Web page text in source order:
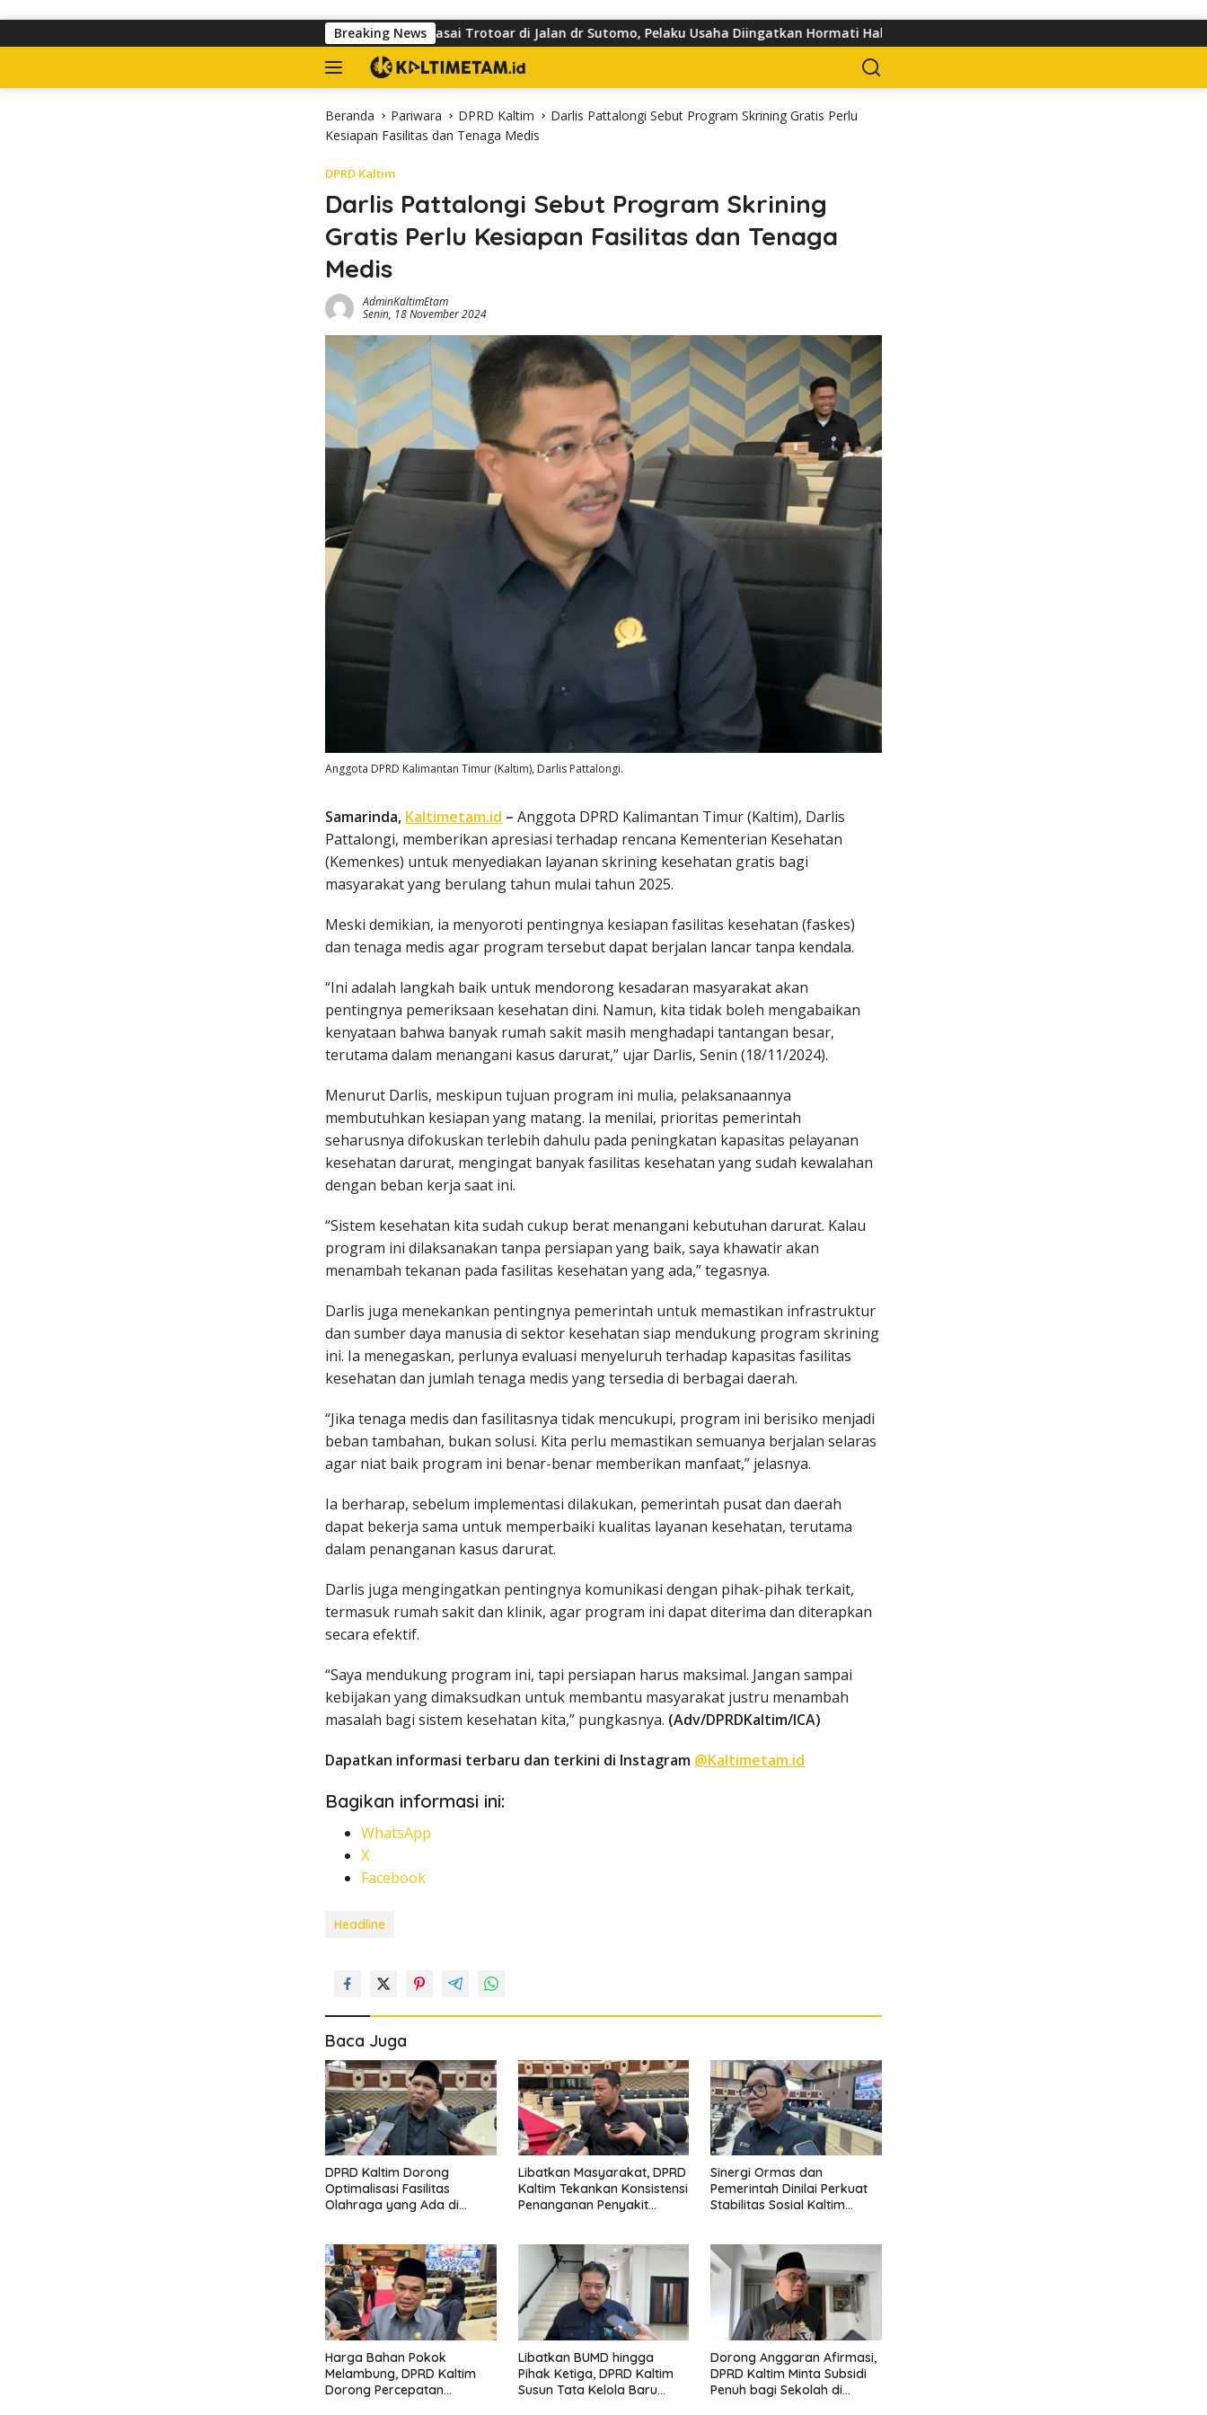
Breaking News
Satpol PP Tertibkan Banner yang Kuasai Trotoar di Jalan dr Sutomo, Pelaku Usaha Diingatkan Hormati Hak Pejalan Kaki
Beranda Pariwara DPRD Kaltim
Darlis Pattalongi Sebut Program Skrining Gratis Perlu
Kesiapan Fasilitas dan Tenaga Medis
DPRD Kaltim
Darlis Pattalongi Sebut Program Skrining
Gratis Perlu Kesiapan Fasilitas dan Tenaga
Medis
AdminKaltimEtam
Senin, 18 November 2024
Anggota DPRD Kalimantan Timur (Kaltim), Darlis Pattalongi.
Samarinda, Kaltimetam.id – Anggota DPRD Kalimantan Timur (Kaltim), Darlis
Pattalongi, memberikan apresiasi terhadap rencana Kementerian Kesehatan
(Kemenkes) untuk menyediakan layanan skrining kesehatan gratis bagi
masyarakat yang berulang tahun mulai tahun 2025.
Meski demikian, ia menyoroti pentingnya kesiapan fasilitas kesehatan (faskes)
dan tenaga medis agar program tersebut dapat berjalan lancar tanpa kendala.
“Ini adalah langkah baik untuk mendorong kesadaran masyarakat akan
pentingnya pemeriksaan kesehatan dini. Namun, kita tidak boleh mengabaikan
kenyataan bahwa banyak rumah sakit masih menghadapi tantangan besar,
terutama dalam menangani kasus darurat,” ujar Darlis, Senin (18/11/2024).
Menurut Darlis, meskipun tujuan program ini mulia, pelaksanaannya
membutuhkan kesiapan yang matang. Ia menilai, prioritas pemerintah
seharusnya difokuskan terlebih dahulu pada peningkatan kapasitas pelayanan
kesehatan darurat, mengingat banyak fasilitas kesehatan yang sudah kewalahan
dengan beban kerja saat ini.
“Sistem kesehatan kita sudah cukup berat menangani kebutuhan darurat. Kalau
program ini dilaksanakan tanpa persiapan yang baik, saya khawatir akan
menambah tekanan pada fasilitas kesehatan yang ada,” tegasnya.
Darlis juga menekankan pentingnya pemerintah untuk memastikan infrastruktur
dan sumber daya manusia di sektor kesehatan siap mendukung program skrining
ini. Ia menegaskan, perlunya evaluasi menyeluruh terhadap kapasitas fasilitas
kesehatan dan jumlah tenaga medis yang tersedia di berbagai daerah.
“Jika tenaga medis dan fasilitasnya tidak mencukupi, program ini berisiko menjadi
beban tambahan, bukan solusi. Kita perlu memastikan semuanya berjalan selaras
agar niat baik program ini benar-benar memberikan manfaat,” jelasnya.
Ia berharap, sebelum implementasi dilakukan, pemerintah pusat dan daerah
dapat bekerja sama untuk memperbaiki kualitas layanan kesehatan, terutama
dalam penanganan kasus darurat.
Darlis juga mengingatkan pentingnya komunikasi dengan pihak-pihak terkait,
termasuk rumah sakit dan klinik, agar program ini dapat diterima dan diterapkan
secara efektif.
“Saya mendukung program ini, tapi persiapan harus maksimal. Jangan sampai
kebijakan yang dimaksudkan untuk membantu masyarakat justru menambah
masalah bagi sistem kesehatan kita,” pungkasnya. (Adv/DPRDKaltim/ICA)
Dapatkan informasi terbaru dan terkini di Instagram @Kaltimetam.id
Bagikan informasi ini:
WhatsApp
X
Facebook
Headline
Baca Juga
DPRD Kaltim Dorong
Optimalisasi Fasilitas
Olahraga yang Ada di
Libatkan Masyarakat, DPRD
Kaltim Tekankan Konsistensi
Penanganan Penyakit
Sinergi Ormas dan
Pemerintah Dinilai Perkuat
Stabilitas Sosial Kaltim
Harga Bahan Pokok
Melambung, DPRD Kaltim
Dorong Percepatan
Libatkan BUMD hingga
Pihak Ketiga, DPRD Kaltim
Susun Tata Kelola Baru
Dorong Anggaran Afirmasi,
DPRD Kaltim Minta Subsidi
Penuh bagi Sekolah di